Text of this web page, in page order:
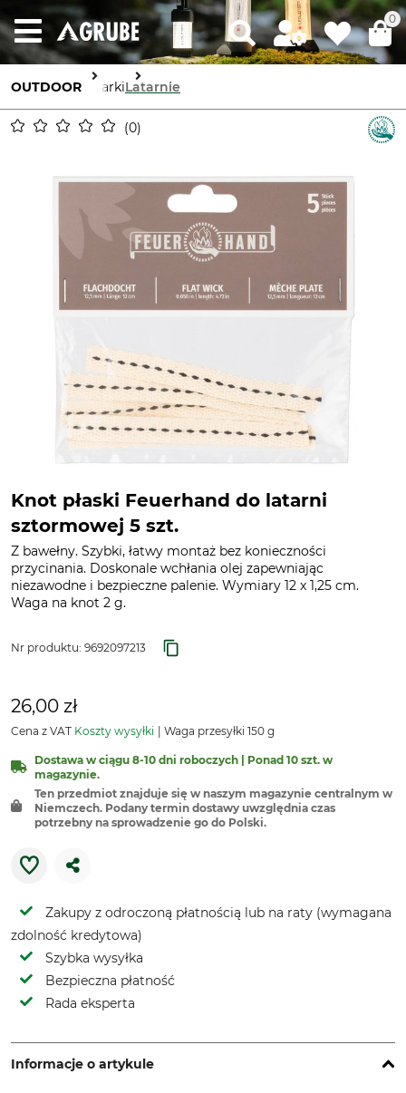
0
OUTDOOR LatarkiLatarnie
0
Knot płaski Feuerhand do latarni
sztormowej 5 szt.
Z bawełny. Szybki, łatwy montaż bez konieczności
przycinania. Doskonale wchłania olej zapewniając
niezawodne i bezpieczne palenie. Wymiary 12 x 1,25 cm.
Waga na knot 2 g.
Nr produktu: 9692097213
26,00 zł
Cena z VAT Koszty wysyłki Waga przesyłki 150 g
Dostawa w ciągu 8-10 dni roboczych | Ponad 10 szt. w
magazynie.
Ten przedmiot znajduje się w naszym magazynie centralnym w
Niemczech. Podany termin dostawy uwzględnia czas
potrzebny na sprowadzenie go do Polski.
Zakupy z odroczoną płatnością lub na raty (wymagana
zdolność kredytowa)
Szybka wysyłka
Bezpieczna płatność
Rada eksperta
Informacje o artykule